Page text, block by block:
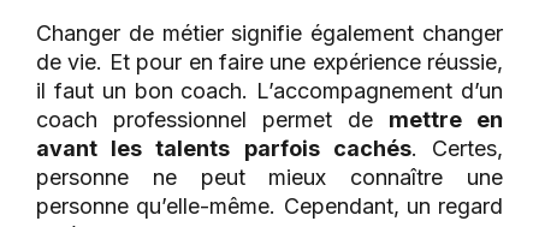
Changer de métier signifie également changer
de vie. Et pour en faire une expérience réussie,
il faut un bon coach. L’accompagnement d’un
coach professionnel permet de mettre en
avant les talents parfois cachés. Certes,
personne ne peut mieux connaître une
personne qu’elle-même. Cependant, un regard